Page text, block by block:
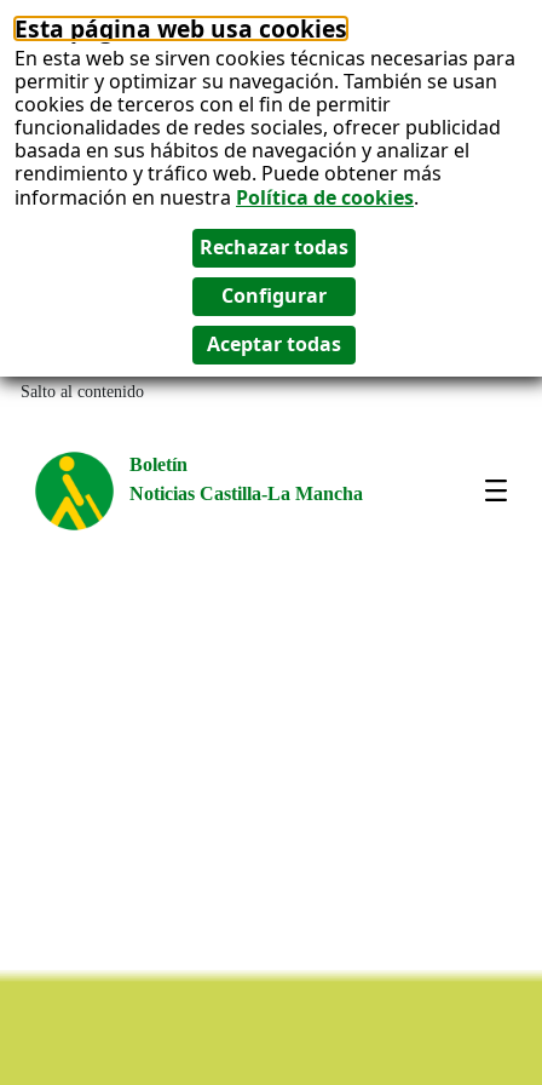
Esta página web usa cookies
En esta web se sirven cookies técnicas necesarias para
permitir y optimizar su navegación. También se usan
cookies de terceros con el fin de permitir
funcionalidades de redes sociales, ofrecer publicidad
basada en sus hábitos de navegación y analizar el
rendimiento y tráfico web. Puede obtener más
información en nuestra Política de cookies.
Salto al contenido
Boletín
Noticias Castilla-La Mancha